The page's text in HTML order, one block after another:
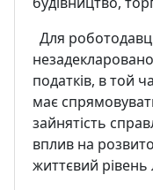
Для
податків, в той
має
зайнятість
вплив на
життєвий